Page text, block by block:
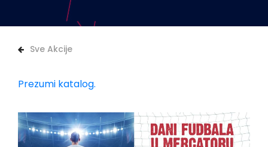
Sve Akcije
Prezumi katalog.